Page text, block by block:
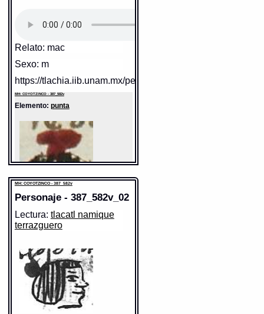
Relato: mac
Sexo: m
https://tlachia.iib.unam.mx/personaje/387_582v_01
MH: COYOTZINCO - 387_582v
Elemento: punta
Sentido:
MH: COYOTZINCO - 387_582v
Elemento:tlacatl
MH: COYOTZINCO - 387_582v
Personaje - 387_582v_02
Lectura: tlacatl namique
terrazguero